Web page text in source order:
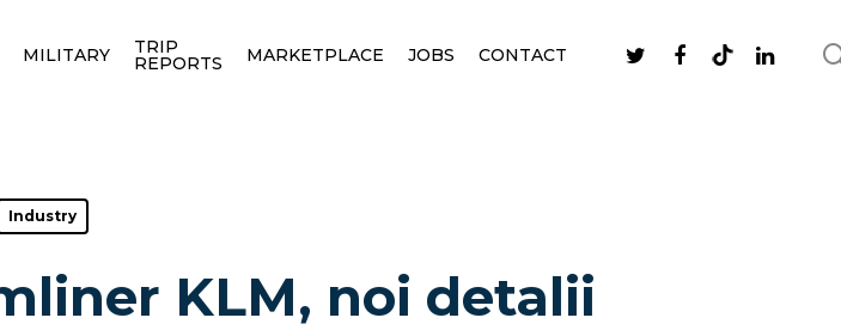
MILITARY TRIP
REPORTS MARKETPLACE JOBS CONTACT
Industry
KLM, noi detalii